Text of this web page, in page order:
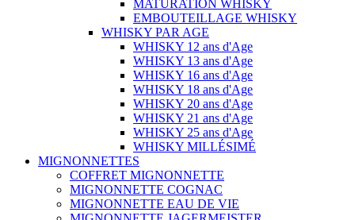
MATURATION WHISKY
EMBOUTEILLAGE WHISKY
WHISKY PAR AGE
WHISKY 12 ans d'Age
WHISKY 13 ans d'Age
WHISKY 16 ans d'Age
WHISKY 18 ans d'Age
WHISKY 20 ans d'Age
WHISKY 21 ans d'Age
WHISKY 25 ans d'Age
WHISKY MILLÉSIMÉ
MIGNONNETTES
COFFRET MIGNONNETTE
MIGNONNETTE COGNAC
MIGNONNETTE EAU DE VIE